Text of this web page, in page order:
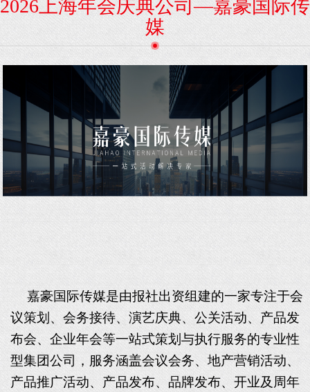
2026上海年会庆典公司—嘉豪国际传
媒
嘉豪国际传媒是由报社出资组建的一家专注于会
议策划、会务接待、 演艺庆典、 公关活动、产品发
布会、 企业年会等一站式策划与执行服务的专业性
型集团公司，服务涵盖会议会务、地产营销活动、
产品推广活动、产品发布、品牌发布、开业及周年